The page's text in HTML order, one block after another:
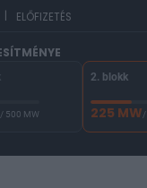
| ELŐFIZETÉS
/ 500 MW
2. blokk
225 MW/